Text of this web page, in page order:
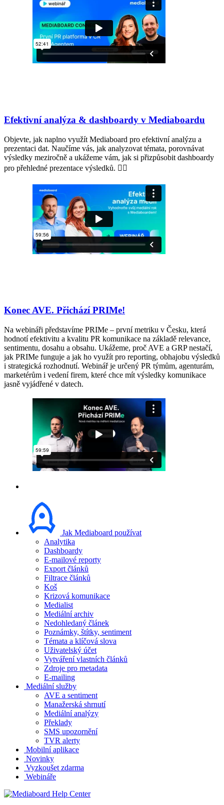
Efektivní analýza & dashboardy v Mediaboardu
Objevte, jak naplno využít Mediaboard pro efektivní analýzu a
prezentaci dat. Naučíme vás, jak analyzovat témata, porovnávat
výsledky meziročně a ukážeme vám, jak si přizpůsobit dashboardy
pro přehledné prezentace výsledků. 🧚‍♀️
Konec AVE. Přichází PRIMe!
Na webináři představíme PRIMe – první metriku v Česku, která
hodnotí efektivitu a kvalitu PR komunikace na základě relevance,
sentimentu, dosahu a obsahu. Ukážeme, proč AVE a GRP nestačí,
jak PRIMe funguje a jak ho využít pro reporting, obhajobu výsledků
i strategická rozhodnutí. Webinář je určený PR týmům, agenturám,
marketérům i vedení firem, které chce mít výsledky komunikace
jasně vyjádřené v datech.
Jak Mediaboard používat
Analytika
Dashboardy
E-mailové reporty
Export článků
Filtrace článků
Koš
Krizová komunikace
Medialist
Mediální archiv
Nedohledaný článek
Poznámky, štítky, sentiment
Témata a klíčová slova
Uživatelský účet
Vytváření vlastních článků
Zdroje pro metadata
E-mailing
Mediální služby
AVE a sentiment
Manažerská shrnutí
Mediální analýzy
Překlady
SMS upozornění
TVR alerty
Mobilní aplikace
Novinky
Vyzkoušet zdarma
Webináře